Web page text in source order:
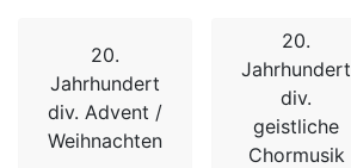
20.
Jahrhundert
div. Advent /
Weihnachten
20.
Jahrhundert
div.
geistliche
Chormusik